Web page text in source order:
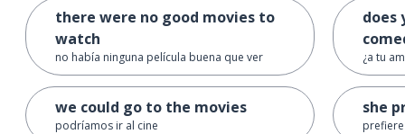
there were no good movies to
watch
no había ninguna película buena que ver
we could go to the movies
podríamos ir al cine
does
¿a tu
she